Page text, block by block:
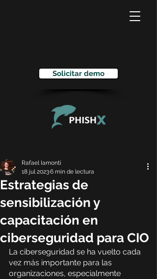
Solicitar demo
Estrategias de
sensibilización y
capacitación en
ciberseguridad para CIO
Rafael Iamonti
18 jul 20236 min de lectura
La ciberseguridad se ha vuelto cada
vez más importante para las
organizaciones, especialmente